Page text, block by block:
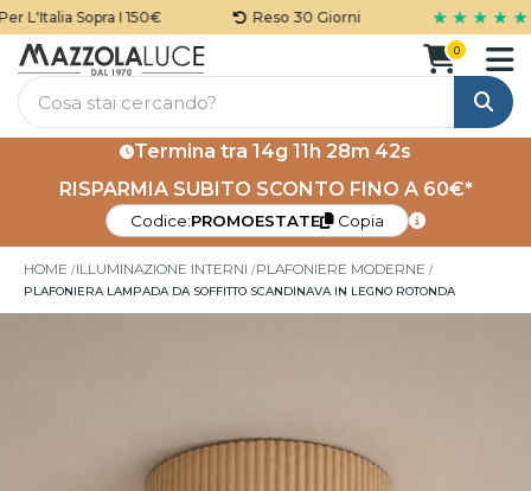
L'Italia Sopra I 150€ Reso 30 Giorni ★ ★ ★ ★ ★
Cerca
0
Termina tra 14g 11h 28m 42s
RISPARMIA SUBITO SCONTO FINO A 60€*
Codice:PROMOESTATE Copia
HOME ILLUMINAZIONE INTERNI PLAFONIERE MODERNE
PLAFONIERA LAMPADA DA SOFFITTO SCANDINAVA IN LEGNO ROTONDA